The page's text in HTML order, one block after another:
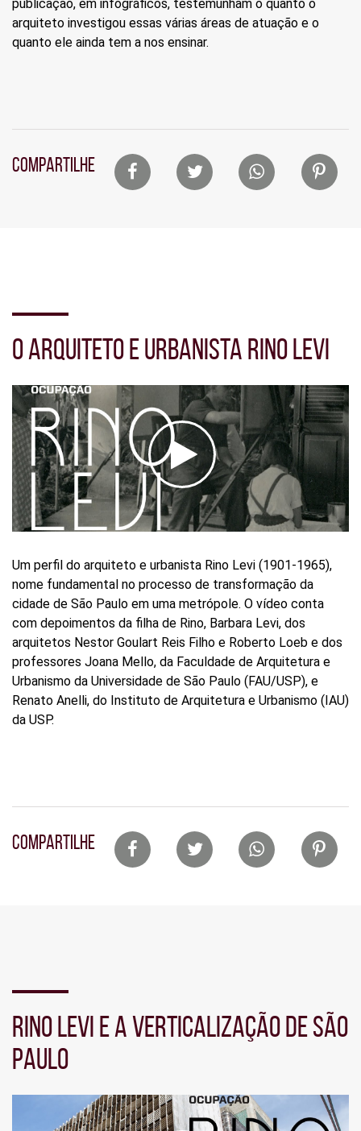
publicação, em infográficos, testemunham o quanto o
arquiteto investigou essas várias áreas de atuação e o
quanto ele ainda tem a nos ensinar.
COMPARTILHELista
Seção
de
vídeo
O ARQUITETO E URBANISTA RINO LEVI
Um perfil do arquiteto e urbanista Rino Levi (1901-1965),
nome fundamental no processo de transformação da
cidade de São Paulo em uma metrópole. O vídeo conta
com depoimentos da filha de Rino, Barbara Levi, dos
arquitetos Nestor Goulart Reis Filho e Roberto Loeb e dos
professores Joana Mello, da Faculdade de Arquitetura e
Urbanismo da Universidade de São Paulo (FAU/USP), e
Renato Anelli, do Instituto de Arquitetura e Urbanismo (IAU)
da USP.
COMPARTILHELista
Seção
de
vídeo
RINO LEVI E A VERTICALIZAÇÃO DE SÃO
PAULO